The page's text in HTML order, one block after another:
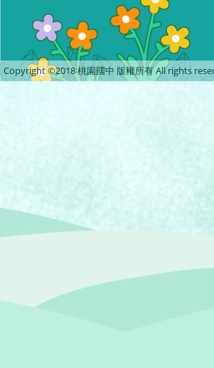
Copyright ©2018 桃園國中 版權所有 All rights